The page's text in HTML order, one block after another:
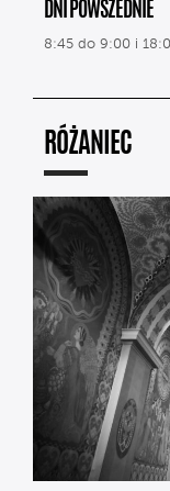
DNI POWSZEDNIE
8:45 do 9:00 i
RÓŻANIEC